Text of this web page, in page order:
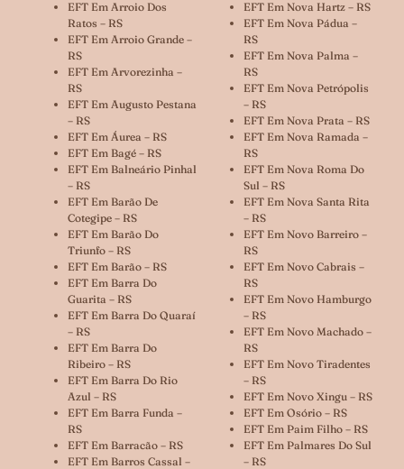
EFT Em Arroio Dos
Ratos – RS
EFT Em Arroio Grande –
RS
EFT Em Arvorezinha –
RS
EFT Em Augusto Pestana
– RS
EFT Em Áurea – RS
EFT Em Bagé – RS
EFT Em Balneário Pinhal
– RS
EFT Em Barão De
Cotegipe – RS
EFT Em Barão Do
Triunfo – RS
EFT Em Barão – RS
EFT Em Barra Do
Guarita – RS
EFT Em Barra Do Quaraí
– RS
EFT Em Barra Do
Ribeiro – RS
EFT Em Barra Do Rio
Azul – RS
EFT Em Barra Funda –
RS
EFT Em Barracão – RS
EFT Em Barros Cassal –
EFT Em Nova Hartz – RS
EFT Em Nova Pádua –
RS
EFT Em Nova Palma –
RS
EFT Em Nova Petrópolis
– RS
EFT Em Nova Prata – RS
EFT Em Nova Ramada –
RS
EFT Em Nova Roma Do
Sul – RS
EFT Em Nova Santa Rita
– RS
EFT Em Novo Barreiro –
RS
EFT Em Novo Cabrais –
RS
EFT Em Novo Hamburgo
– RS
EFT Em Novo Machado –
RS
EFT Em Novo Tiradentes
– RS
EFT Em Novo Xingu – RS
EFT Em Osório – RS
EFT Em Paim Filho – RS
EFT Em Palmares Do Sul
– RS